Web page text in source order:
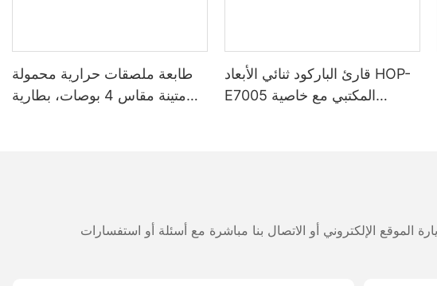
طابعة ملصقات حرارية محمولة
متينة مقاس 4 بوصات، بطارية
قارئ الباركود ثنائي الأبعاد HOP-
E7005 المكتبي مع خاصية